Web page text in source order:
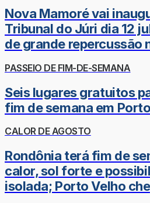
Nova Mamoré vai
Tribunal do Júri dia 12
de grande repercussão
PASSEIO DE FIM-DE-SEMANA
Seis lugares gratuitos
fim de semana em
CALOR DE AGOSTO
Rondônia terá fim de
calor, sol forte e
isolada; Porto Velho